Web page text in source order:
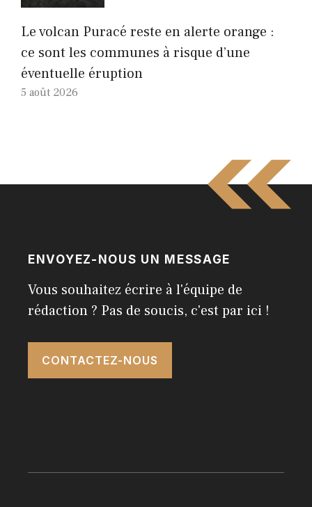
Le volcan Puracé reste en alerte orange :
ce sont les communes à risque d’une
éventuelle éruption
5 août 2026
ENVOYEZ-NOUS UN MESSAGE
Vous souhaitez écrire à l'équipe de
rédaction ? Pas de soucis, c'est par ici !
CONTACTEZ-NOUS